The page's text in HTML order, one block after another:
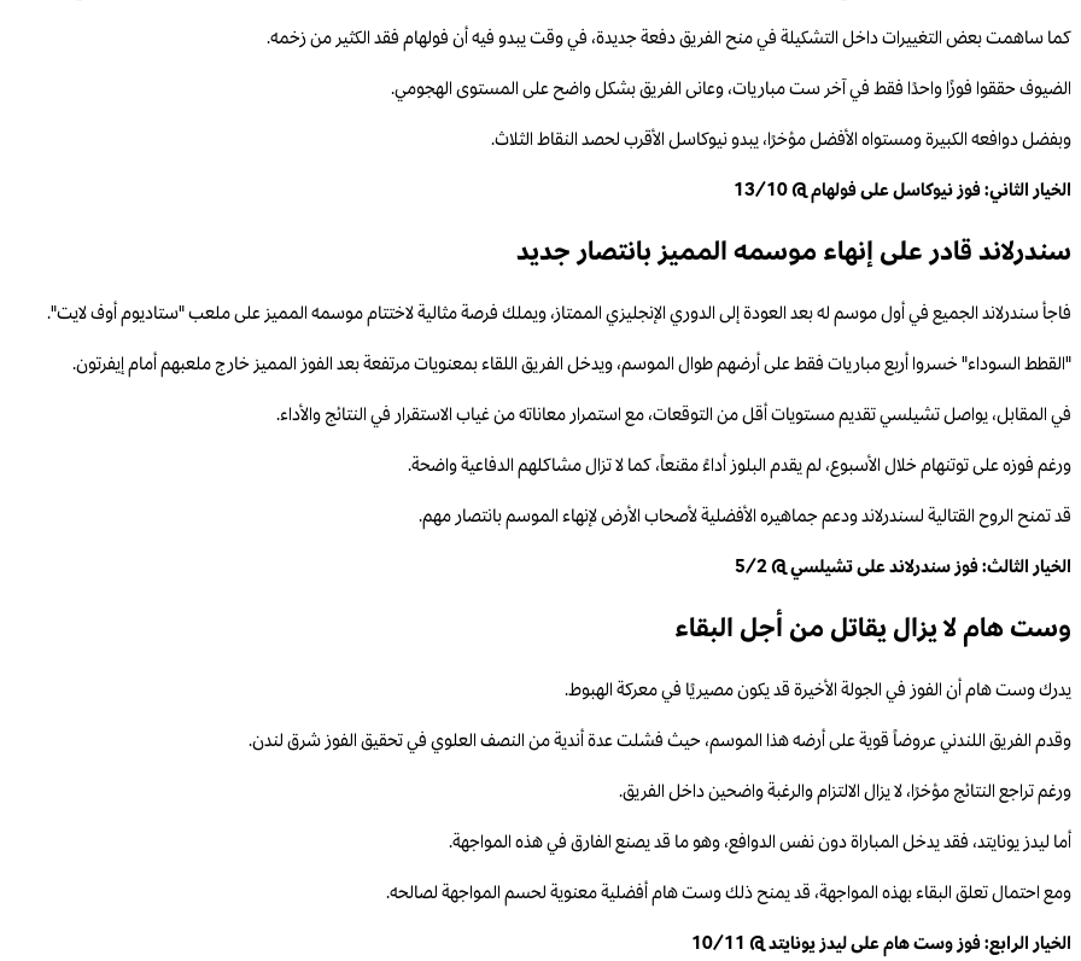
كما ساهمت بعض التغييرات داخل التشكيلة في منح الفريق دفعة جديدة، في وقت يبدو فيه أن فولهام فقد الكثير من زخمه.
الضيوف حققوا فوزًا واحدًا فقط في آخر ست مباريات، وعانى الفريق بشكل واضح على المستوى الهجومي.
وبفضل دوافعه الكبيرة ومستواه الأفضل مؤخرًا، يبدو نيوكاسل الأقرب لحصد النقاط الثلاث.
الخيار الثاني: فوز نيوكاسل على فولهام @ 13/10
سندرلاند قادر على إنهاء موسمه المميز بانتصار جديد
فاجأ سندرلاند الجميع في أول موسم له بعد العودة إلى الدوري الإنجليزي الممتاز، ويملك فرصة مثالية لاختتام موسمه المميز على ملعب "ستاديوم أوف لايت".
"القطط السوداء" خسروا أربع مباريات فقط على أرضهم طوال الموسم، ويدخل الفريق اللقاء بمعنويات مرتفعة بعد الفوز المميز خارج ملعبهم أمام إيفرتون.
في المقابل، يواصل تشيلسي تقديم مستويات أقل من التوقعات، مع استمرار معاناته من غياب الاستقرار في النتائج والأداء.
ورغم فوزه على توتنهام خلال الأسبوع، لم يقدم البلوز أداءً مقنعاً، كما لا تزال مشاكلهم الدفاعية واضحة.
قد تمنح الروح القتالية لسندرلاند ودعم جماهيره الأفضلية لأصحاب الأرض لإنهاء الموسم بانتصار مهم.
الخيار الثالث: فوز سندرلاند على تشيلسي @ 5/2
وست هام لا يزال يقاتل من أجل البقاء
يدرك وست هام أن الفوز في الجولة الأخيرة قد يكون مصيريًا في معركة الهبوط.
وقدم الفريق اللندني عروضاً قوية على أرضه هذا الموسم، حيث فشلت عدة أندية من النصف العلوي في تحقيق الفوز شرق لندن.
ورغم تراجع النتائج مؤخرًا، لا يزال الالتزام والرغبة واضحين داخل الفريق.
أما ليدز يونايتد، فقد يدخل المباراة دون نفس الدوافع، وهو ما قد يصنع الفارق في هذه المواجهة.
ومع احتمال تعلق البقاء بهذه المواجهة، قد يمنح ذلك وست هام أفضلية معنوية لحسم المواجهة لصالحه.
الخيار الرابع: فوز وست هام على ليدز يونايتد @ 10/11